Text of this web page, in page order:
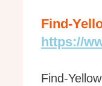
Find-
https://
Find-